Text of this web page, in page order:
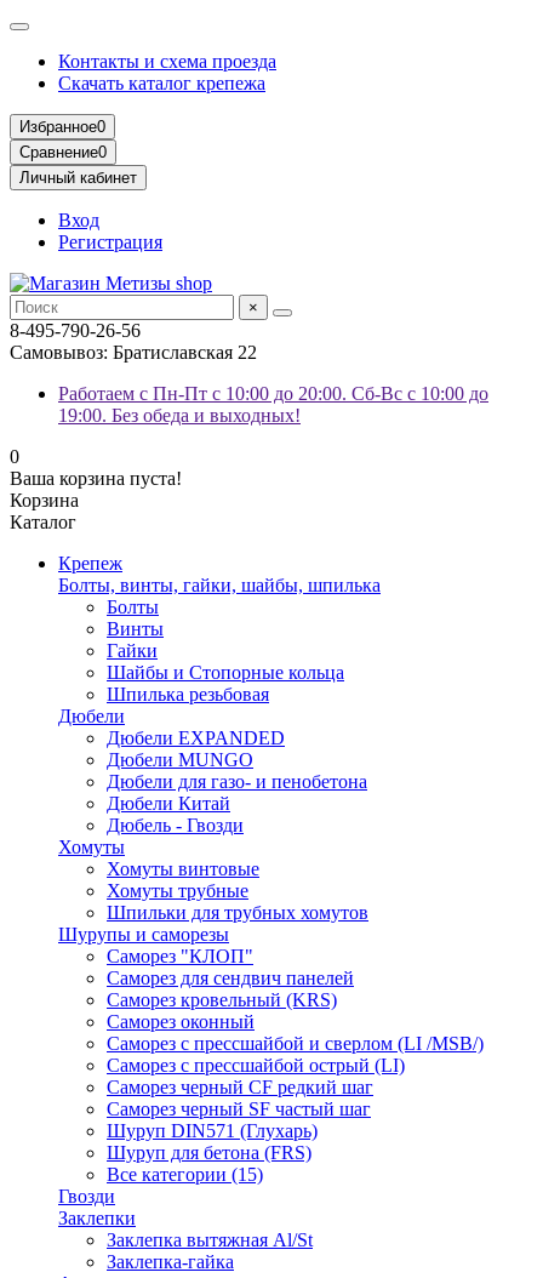
Контакты и схема проезда
Скачать каталог крепежа
Избранное0
Сравнение0
Личный кабинет
Вход
Регистрация
×
8-495-790-26-56
Самовывоз: Братиславская 22
Работаем с Пн-Пт с 10:00 до 20:00. Сб-Вс с 10:00 до
19:00. Без обеда и выходных!
0
Ваша корзина пуста!
Корзина
Каталог
Крепеж
Болты, винты, гайки, шайбы, шпилька
Болты
Винты
Гайки
Шайбы и Стопорные кольца
Шпилька резьбовая
Дюбели
Дюбели EXPANDED
Дюбели MUNGO
Дюбели для газо- и пенобетона
Дюбели Китай
Дюбель - Гвозди
Хомуты
Хомуты винтовые
Хомуты трубные
Шпильки для трубных хомутов
Шурупы и саморезы
Саморез "КЛОП"
Саморез для сендвич панелей
Саморез кровельный (KRS)
Саморез оконный
Саморез с прессшайбой и сверлом (LI /MSB/)
Саморез с прессшайбой острый (LI)
Саморез черный CF редкий шаг
Саморез черный SF частый шаг
Шуруп DIN571 (Глухарь)
Шуруп для бетона (FRS)
Все категории (15)
Гвозди
Заклепки
Заклепка вытяжная Al/St
Заклепка-гайка